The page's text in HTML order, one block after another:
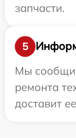
запчасти.
5
Мы
ремонта
доставит